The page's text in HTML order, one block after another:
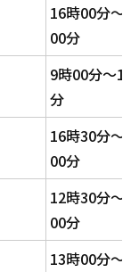
16時00分～
00分
9時00分～
分
16時30分～
00分
12時30分～
00分
13時00分～